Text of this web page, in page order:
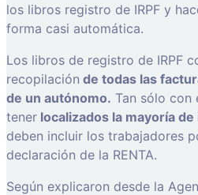
los libros registro de IRPF y
forma casi automática.
Los libros de registro de IRPF
recopilación de todas las
de un autónomo. Tan sólo con
tener localizados la mayoría
deben incluir los trabajadores
declaración de la RENTA.
Según explicaron desde la